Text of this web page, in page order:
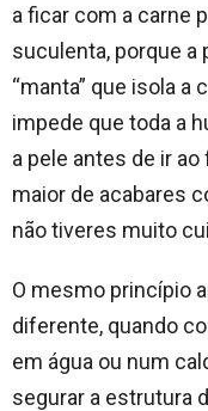
a ficar com a carne
suculenta, porque a
“manta” que isola a
impede que toda a
a pele antes de ir
maior de acabares
não tiveres muito
O mesmo princípio
diferente, quando
em água ou num
segurar a estrutura